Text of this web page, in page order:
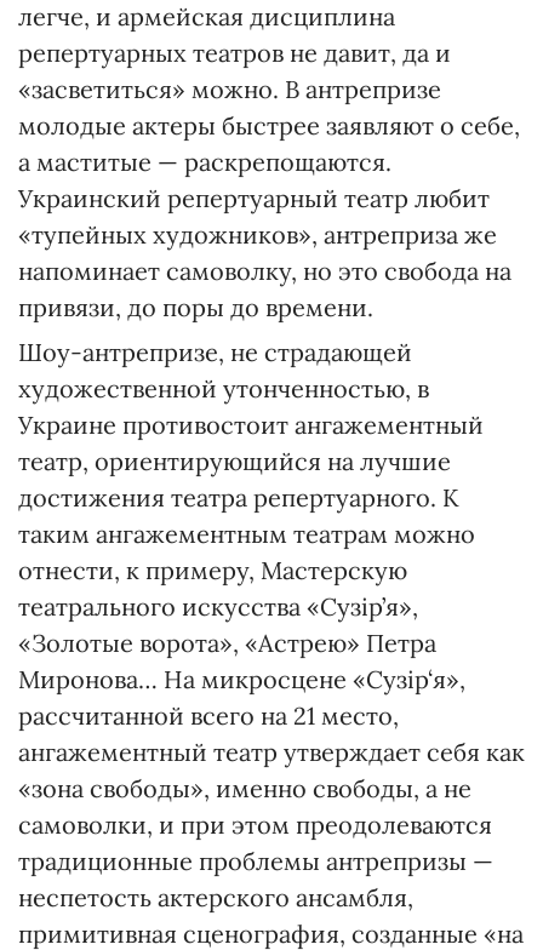
легче, и армейская дисциплина
репертуарных театров не давит, да и
«засветиться» можно. В антрепризе
молодые актеры быстрее заявляют о себе,
а маститые — раскрепощаются.
Украинский репертуарный театр любит
«тупейных художников», антреприза же
напоминает самоволку, но это свобода на
привязи, до поры до времени.
Шоу-антрепризе, не страдающей
художественной утонченностью, в
Украине противостоит ангажементный
театр, ориентирующийся на лучшие
достижения театра репертуарного. К
таким ангажементным театрам можно
отнести, к примеру, Мастерскую
театрального искусства «Сузiр’я»,
«Золотые ворота», «Астрею» Петра
Миронова… На микросцене «Сузiр‘я»,
рассчитанной всего на 21 место,
ангажементный театр утверждает себя как
«зона свободы», именно свободы, а не
самоволки, и при этом преодолеваются
традиционные проблемы антрепризы —
неспетость актерского ансамбля,
примитивная сценография, созданные «на